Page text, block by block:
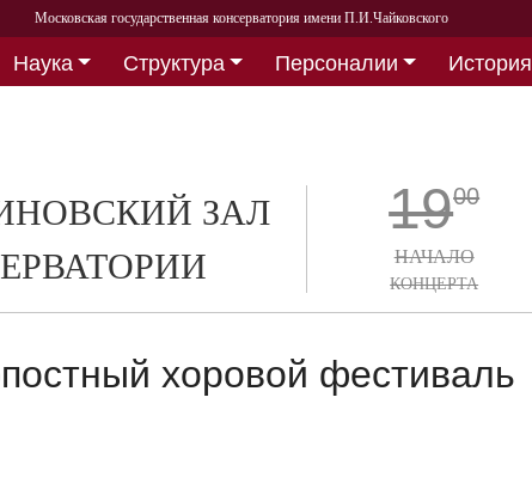
Московская государственная консерватория имени П.И.Чайковского
Наука Структура Персоналии
История
ЗАЛ
1900
НАЧАЛО
КОНЦЕРТА
хоровой фестиваль